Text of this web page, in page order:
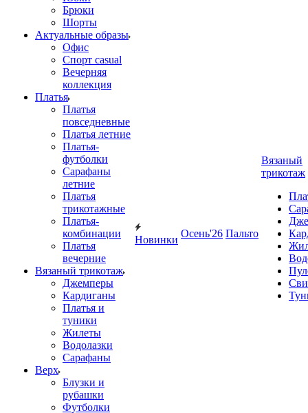
Брюки
Шорты
Актуальные образы
Офис
Спорт casual
Вечерняя
коллекция
Платья
Платья
повседневные
Платья летние
Платья-
футболки
Сарафаны
летние
Платья
трикотажные
Платья-
комбинации
Платья
вечерние
Вязаный трикотаж
Джемперы
Кардиганы
Платья и
туники
Жилеты
Водолазки
Сарафаны
Верх
Блузки и
рубашки
Футболки
Новинки
Осень'26 Пальто
Вязаный
трикотаж